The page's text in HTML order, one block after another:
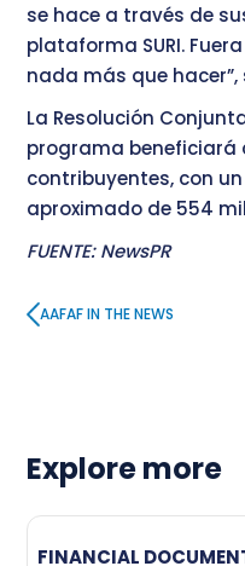
se hace a través de
plataforma SURI.
nada más que hacer”,
La Resolución
programa beneficiará
contribuyentes, con
aproximado de 554
FUENTE: NewsPR
AAFAF IN THE NEWS
Explore more
FINANCIAL